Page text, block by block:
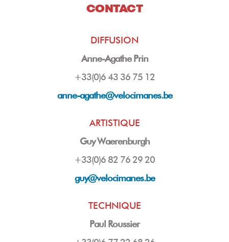
CONTACT
DIFFUSION
Anne-Agathe Prin
+33(0)6 43 36 75 12
anne-agathe@velocimanes.be
ARTISTIQUE
Guy Waerenburgh
+33(0)6 82 76 29 20
guy@velocimanes.be
TECHNIQUE
Paul Roussier